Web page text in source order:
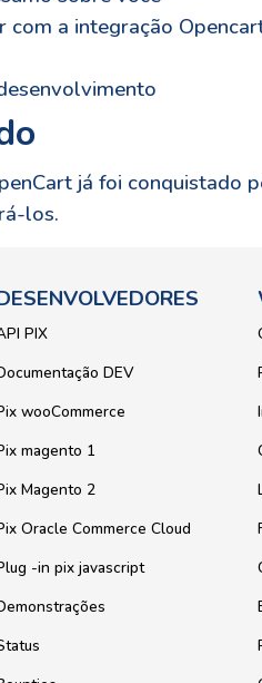
com a integração
já foi conquistado
los.
PIX
DEV
wooCommerce
magento 1
Magento 2
Oracle Commerce Cloud
-in pix javascript